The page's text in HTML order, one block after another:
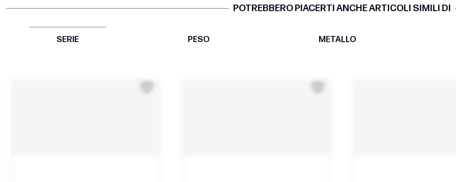
POTREBBERO PIACERTI ANCHE ARTICOLI SIMILI DI
SERIE PESO METALLO